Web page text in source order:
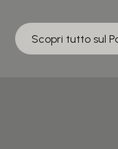
Scopri tutto sul